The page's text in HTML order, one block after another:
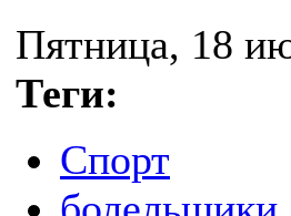
Пятница, 18
Теги:
Спорт